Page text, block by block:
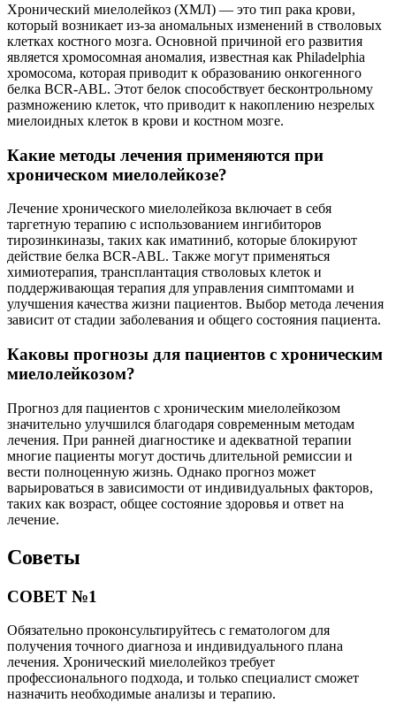
Хронический миелолейкоз (ХМЛ) — это тип рака крови,
который возникает из-за аномальных изменений в стволовых
клетках костного мозга. Основной причиной его развития
является хромосомная аномалия, известная как Philadelphia
хромосома, которая приводит к образованию онкогенного
белка BCR-ABL. Этот белок способствует бесконтрольному
размножению клеток, что приводит к накоплению незрелых
миелоидных клеток в крови и костном мозге.
Какие методы лечения применяются при
хроническом миелолейкозе?
Лечение хронического миелолейкоза включает в себя
таргетную терапию с использованием ингибиторов
тирозинкиназы, таких как иматиниб, которые блокируют
действие белка BCR-ABL. Также могут применяться
химиотерапия, трансплантация стволовых клеток и
поддерживающая терапия для управления симптомами и
улучшения качества жизни пациентов. Выбор метода лечения
зависит от стадии заболевания и общего состояния пациента.
Каковы прогнозы для пациентов с хроническим
миелолейкозом?
Прогноз для пациентов с хроническим миелолейкозом
значительно улучшился благодаря современным методам
лечения. При ранней диагностике и адекватной терапии
многие пациенты могут достичь длительной ремиссии и
вести полноценную жизнь. Однако прогноз может
варьироваться в зависимости от индивидуальных факторов,
таких как возраст, общее состояние здоровья и ответ на
лечение.
Советы
СОВЕТ №1
Обязательно проконсультируйтесь с гематологом для
получения точного диагноза и индивидуального плана
лечения. Хронический миелолейкоз требует
профессионального подхода, и только специалист сможет
назначить необходимые анализы и терапию.